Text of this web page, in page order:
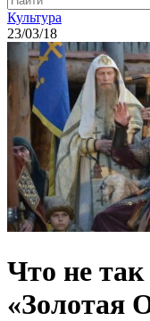
Культура
23/03/18
Что не
«Золотая